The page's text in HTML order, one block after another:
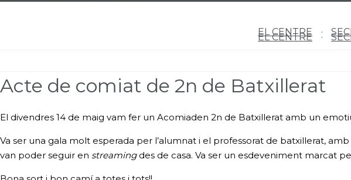
EL CENTRE
EL CENTRE
Acte de comiat de 2n de Batxillerat
El divendres 14 de maig vam fer un Acomiaden 2n de Batxillerat amb un
Va ser una gala molt esperada per l’alumnat i el professorat de batxillerat,
van poder seguir en streamingdes de casa. Va ser un esdeveniment marcat